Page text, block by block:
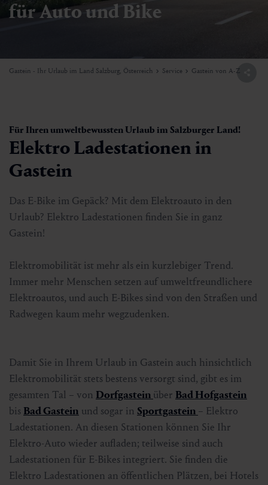
für Auto und Bike
Gastein - Ihr Urlaub im Land Salzburg, Österreich Service Gastein von A-Z
Für Ihren umweltbewussten Urlaub im Salzburger Land!
Elektro Ladestationen in
Gastein
Das E-Bike im Gepäck? Mit dem Elektroauto in den
Urlaub? Elektro Ladestationen finden Sie in ganz
Gastein!
Elektromobilität ist mehr als ein kurzlebiger Trend.
Immer mehr Menschen setzen auf umweltfreundlichere
Elektroautos, und auch E-Bikes sind von den Straßen und
Radwegen kaum mehr wegzudenken.
Damit Sie in Ihrem Urlaub in Gastein auch hinsichtlich
Elektromobilität stets bestens versorgt sind, gibt es im
gesamten Tal – von Dorfgastein über Bad Hofgastein
bis Bad Gastein und sogar in Sportgastein – Elektro
Ladestationen. An diesen Stationen können Sie Ihr
Elektro-Auto wieder aufladen; teilweise sind auch
Ladestationen für E-Bikes integriert. Sie finden die
Elektro Ladestationen an öffentlichen Plätzen, bei Hotels